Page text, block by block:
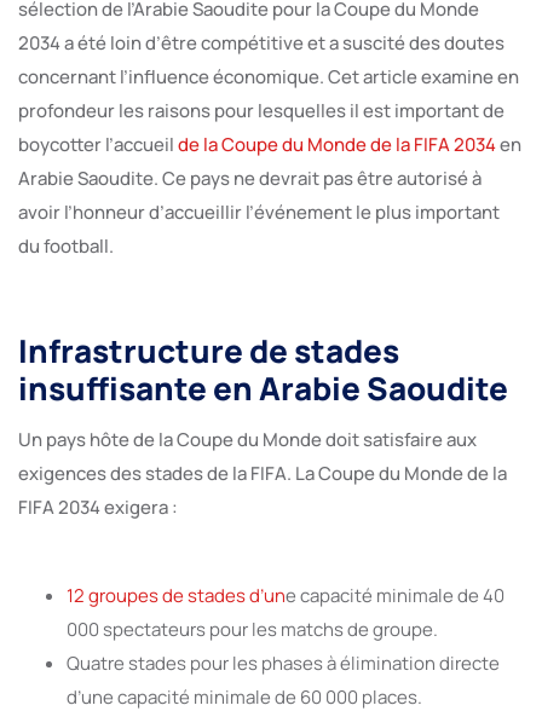
sélection de l’Arabie Saoudite pour la Coupe du Monde
2034 a été loin d’être compétitive et a suscité des doutes
concernant l’influence économique. Cet article examine en
profondeur les raisons pour lesquelles il est important de
boycotter l’accueilde la Coupe du Monde de la FIFA 2034en
Arabie Saoudite. Ce pays ne devrait pas être autorisé à
avoir l’honneur d’accueillir l’événement le plus important
du football.
Infrastructure de stades
insuffisante en Arabie Saoudite
Un pays hôte de la Coupe du Monde doit satisfaire aux
exigences des stades de la FIFA. La Coupe du Monde de la
FIFA 2034 exigera :
12 groupes de stades d’une capacité minimale de 40
000 spectateurs pour les matchs de groupe.
Quatre stades pour les phases à élimination directe
d’une capacité minimale de 60 000 places.